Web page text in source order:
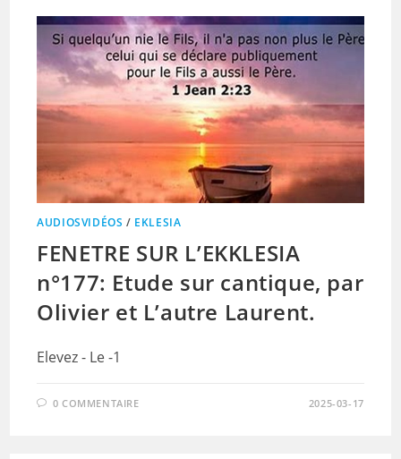
AUDIOSVIDÉOS / EKLESIA
FENETRE SUR L’EKKLESIA
n°177: Etude sur cantique, par
Olivier et L’autre Laurent.
Elevez - Le -1
0 COMMENTAIRE 2025-03-17